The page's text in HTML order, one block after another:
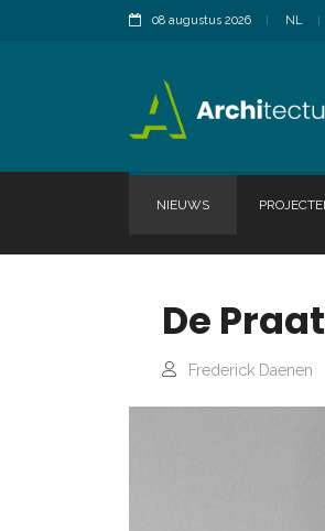
08 augustus 2026 NL
NIEUWS
De
Frederick Daenen